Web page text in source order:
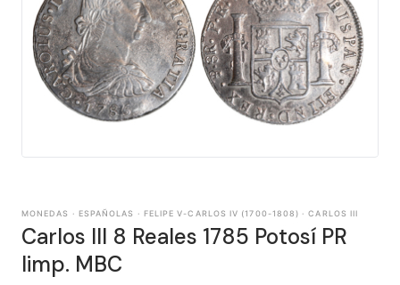
MONEDAS · ESPAÑOLAS · FELIPE V-CARLOS IV (1700-1808) · CARLOS III
Carlos III 8 Reales 1785 Potosí PR
limp. MBC